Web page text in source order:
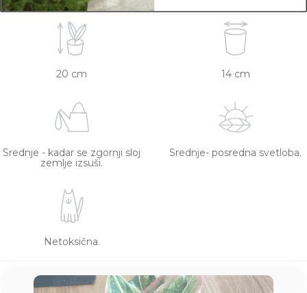
20 cm 14 cm
Srednje - kadar se zgornji sloj
zemlje izsuši.
Srednje- posredna svetloba.
Netoksična.